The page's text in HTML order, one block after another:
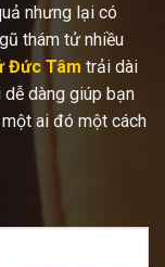
nhưng lại có
thám tử nhiều
Đức Tâm trải dài
dễ dàng giúp bạn
ai đó một cách